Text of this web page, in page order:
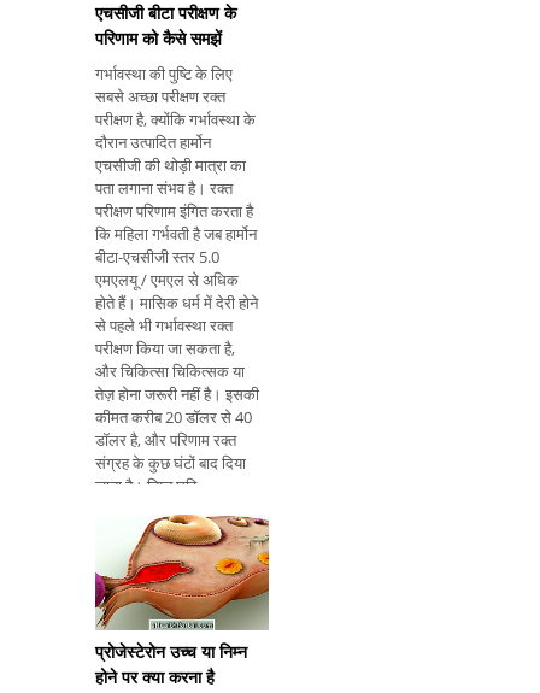
एचसीजी बीटा परीक्षण के
परिणाम को कैसे समझें
गर्भावस्था की पुष्टि के लिए
सबसे अच्छा परीक्षण रक्त
परीक्षण है, क्योंकि गर्भावस्था के
दौरान उत्पादित हार्मोन
एचसीजी की थोड़ी मात्रा का
पता लगाना संभव है। रक्त
परीक्षण परिणाम इंगित करता है
कि महिला गर्भवती है जब हार्मोन
बीटा-एचसीजी स्तर 5.0
एमएलयू / एमएल से अधिक
होते हैं। मासिक धर्म में देरी होने
से पहले भी गर्भावस्था रक्त
परीक्षण किया जा सकता है,
और चिकित्सा चिकित्सक या
तेज़ होना जरूरी नहीं है। इसकी
कीमत करीब 20 डॉलर से 40
डॉलर है, और परिणाम रक्त
संग्रह के कुछ घंटों बाद दिया
जाता है। निम्न छवि
का एक उदाहरण है: एचसीजी
क्या है? एचसीजी कोरियोनिक
गोनाडोट्रोफिन हार्मोन का खड
प्रोजेस्टेरोन उच्च या निम्न
होने पर क्या करना है